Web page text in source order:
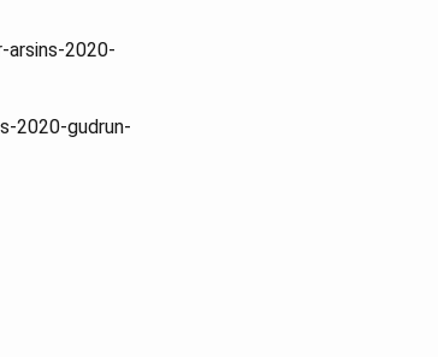
2020-
2020-gudrun-